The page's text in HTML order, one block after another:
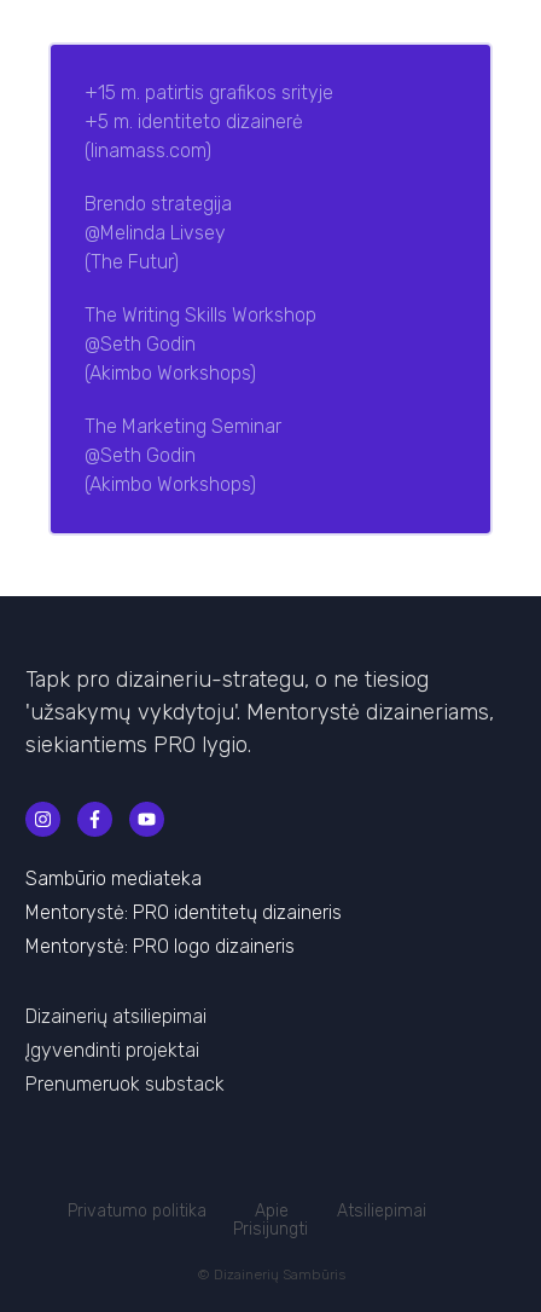
+15 m. patirtis grafikos srityje
+5 m. identiteto dizainerė
(linamass.com)
Brendo strategija
@Melinda Livsey
(The Futur)
The Writing Skills Workshop
@Seth Godin
(Akimbo Workshops)
The Marketing Seminar
@Seth Godin
(Akimbo Workshops)
Tapk pro dizaineriu-strategu, o ne tiesiog
'užsakymų vykdytoju'. Mentorystė dizaineriams,
siekiantiems PRO lygio.
Sambūrio mediateka
Mentorystė: PRO identitetų dizaineris
Mentorystė: PRO logo dizaineris
Dizainerių atsiliepimai
Įgyvendinti projektai
Prenumeruok substack
© Dizainerių Sambūris
Privatumo politika Apie
Atsiliepimai
Prisijungti